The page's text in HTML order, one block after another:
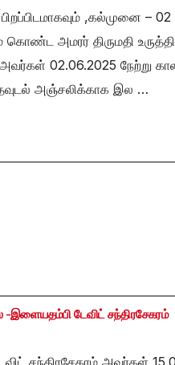
,கல்முனை –
கொண்ட அமரர் திருமதி
02.06.2025 நேற்று
அஞ்சலிக்காக இல …
இளையதம்பி டேவிட் சந்திரசேகரம்
சந்திரசேகரம் அவர்கள்